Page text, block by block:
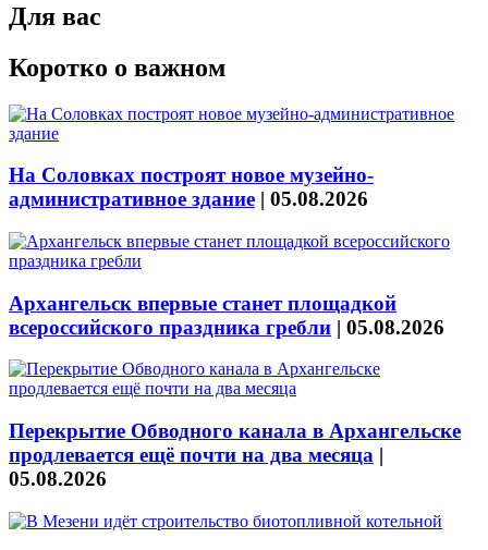
Для вас
Коротко о важном
На Соловках построят новое музейно-
административное здание | 05.08.2026
Архангельск впервые станет площадкой
всероссийского праздника гребли | 05.08.2026
Перекрытие Обводного канала в Архангельске
продлевается ещё почти на два месяца |
05.08.2026